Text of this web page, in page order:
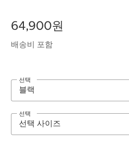
64,900원
배송비 포함
선택
선택